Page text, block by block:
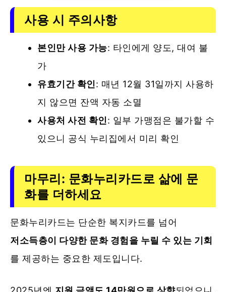
사용 시 주의사항
본인만 사용 가능: 타인에게 양도, 대여 불
가
유효기간 확인: 매년 12월 31일까지 사용하
지 않으면 잔액 자동 소멸
사용처 사전 확인: 일부 가맹점은 불가할 수
있으니 공식 누리집에서 미리 확인
마무리: 문화누리카드로 삶에 문
화를 더하세요
문화누리카드는 단순한 복지카드를 넘어
저소득층이 다양한 문화 경험을 누릴 수 있는 기회
를 제공하는 중요한 제도입니다.